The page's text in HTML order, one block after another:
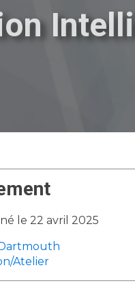
le 22 avril 2025
Atelier